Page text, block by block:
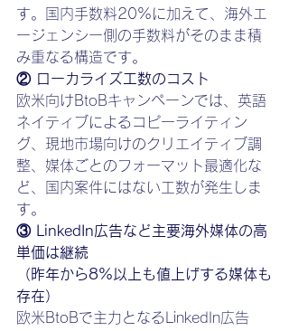
す。国内手数料20%に加えて、海外エ
ージェンシー側の手数料がそのまま積
み重なる構造です。
② ローカライズ工数のコスト
欧米向けBtoBキャンペーンでは、英語
ネイティブによるコピーライティン
グ、現地市場向けのクリエイティブ調
整、媒体ごとのフォーマット最適化な
ど、国内案件にはない工数が発生しま
す。
③ LinkedIn広告など主要海外媒体の高
単価は継続
（昨年から8%以上も値上げする媒体も
存在）
欧米BtoBで主力となるLinkedIn広告